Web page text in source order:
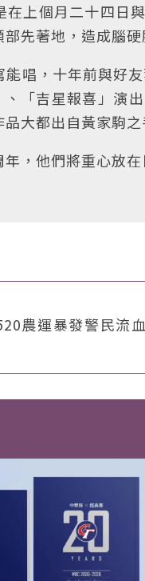
在上個月二十四日
先著地，造成腦
唱，十年前與好
「吉星報喜」演
大都出自黃家駒之
，他們將重心放
農運暴發警民流血